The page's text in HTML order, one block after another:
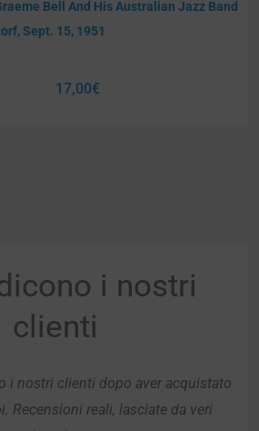
Bell And His Australian Jazz Band
Sept. 15, 1951
17,00€
i nostri
clienti
i nostri clienti dopo aver acquistato
Recensioni reali, lasciate da veri